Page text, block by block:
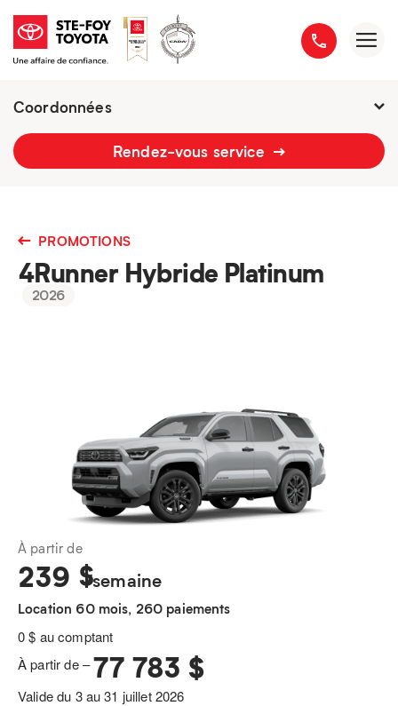
Coordonnées
2777 boulevard du Versant-Nord
Rendez-vous service
PROMOTIONS
4Runner Hybride Platinum
2026
À partir de
239 $/semaine
Location 60 mois, 260 paiements
0 $ au comptant
À partir de –77 783 $
Valide du 3 au 31 juillet 2026